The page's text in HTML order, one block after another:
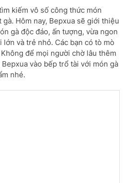
kiếm vô số công thức món
Hôm nay, Bepxua sẽ giới thiệu
gà độc đáo, ấn tượng, vừa ngon
lớn và trẻ nhỏ. Các bạn có tò mò
để mọi người chờ lâu thêm
vào bếp trổ tài với món gà
nhé.